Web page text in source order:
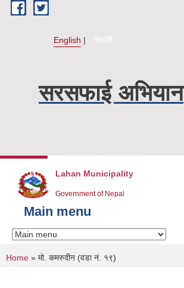
Skip to main content
English नेपाली
सरसफाई अभियान
Lahan Municipality
Government of Nepal
Main menu
You are here
Home » मो. कमरुदीन (वडा नं. १९)